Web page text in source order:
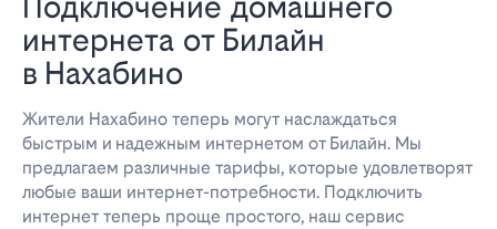
интернета от Билайн
в Нахабино
Жители Нахабино теперь могут наслаждаться
быстрым и надежным интернетом от Билайн. Мы
предлагаем различные тарифы, которые удовлетворят
любые ваши интернет-потребности. Подключить
интернет теперь проще простого, наш сервис